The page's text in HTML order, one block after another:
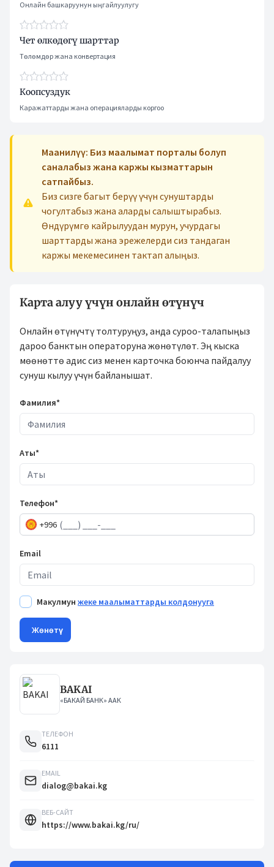
Онлайн башкаруунун ыңгайлуулугу
Чет өлкөдөгү шарттар
Төлөмдөр жана конвертация
Коопсуздук
Каражаттарды жана операцияларды коргоо
Маанилүү: Биз маалымат порталы болуп
саналабыз жана каржы кызматтарын
сатпайбыз.
Биз сизге багыт берүү үчүн сунуштарды
чогултабыз жана аларды салыштырабыз.
Өндүрүмгө кайрылуудан мурун, учурдагы
шарттарды жана эрежелерди сиз тандаган
каржы мекемесинен тактап алыңыз.
Карта алуу үчүн онлайн өтүнүч
Онлайн өтүнүчтү толтуруңуз, анда суроо-талапыңыз
дароо банктын операторуна жөнөтүлөт. Эң кыска
мөөнөттө адис сиз менен карточка боюнча пайдалуу
сунуш кылуу үчүн байланышат.
Фамилия*
Аты*
Телефон*
+996
Email
Макулмун жеке маалыматтарды колдонууга
Жөнөтүү
BAKAI
«БАКАЙ БАНК» ААК
ТЕЛЕФОН
6111
EMAIL
dialog@bakai.kg
ВЕБ-САЙТ
https://www.bakai.kg/ru/